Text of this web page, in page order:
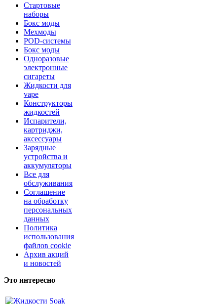
Стартовые
наборы
Бокс моды
Мехмоды
POD-системы
Бокс моды
Одноразовые
электронные
сигареты
Жидкости для
vape
Конструкторы
жидкостей
Испарители,
картриджи,
аксессуары
Зарядные
устройства и
аккумуляторы
Все для
обслуживания
Соглашение
на обработку
персональных
данных
Политика
использования
файлов cookie
Архив акций
и новостей
Это интересно